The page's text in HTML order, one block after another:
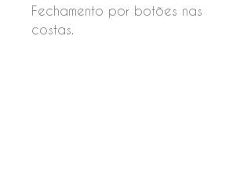
Fechamento por botões nas
costas.